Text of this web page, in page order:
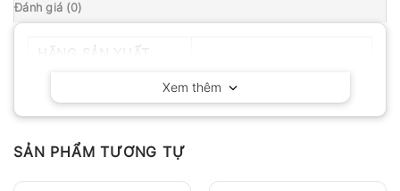
Đánh giá (0)
Xem thêm
SẢN PHẨM TƯƠNG TỰ